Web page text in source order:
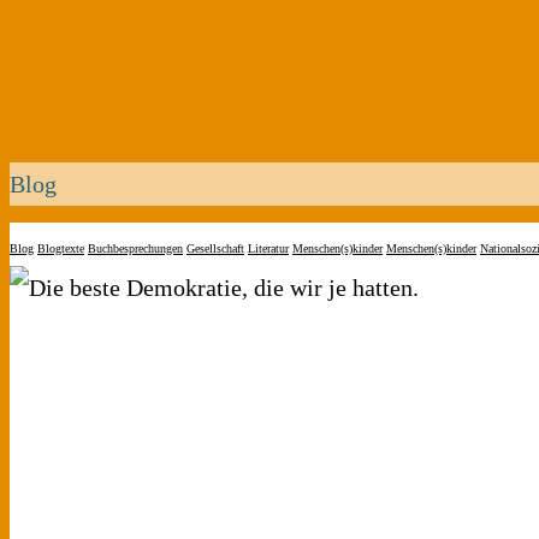
Blog
Blog Blogtexte Buchbesprechungen Gesellschaft Literatur Menschen(s)kinder Menschen(s)kinder